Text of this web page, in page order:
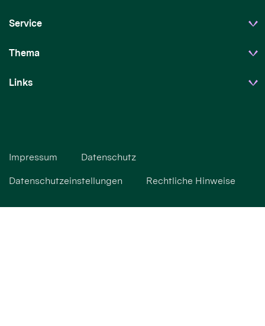
Service
Thema
Links
Impressum Datenschutz
Datenschutzeinstellungen Rechtliche Hinweise